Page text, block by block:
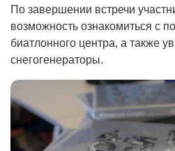
По завершении встречи
возможность ознакомиться с
биатлонного центра, а также
снегогенераторы.